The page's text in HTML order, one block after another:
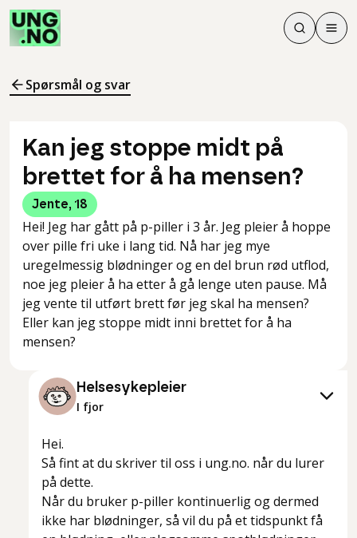
Søk
Søk
Meny
Spørsmål og svar
Kan jeg stoppe midt på
brettet for å ha mensen?
Jente, 18
Hei! Jeg har gått på p-piller i 3 år. Jeg pleier å hoppe
over pille fri uke i lang tid. Nå har jeg mye
uregelmessig blødninger og en del brun rød utflod,
noe jeg pleier å ha etter å gå lenge uten pause. Må
jeg vente til utført brett før jeg skal ha mensen?
Eller kan jeg stoppe midt inni brettet for å ha
mensen?
Helsesykepleier
I fjor
Hei.
Så fint at du skriver til oss i ung.no. når du lurer
på dette.
Når du bruker p-piller kontinuerlig og dermed
ikke har blødninger, så vil du på et tidspunkt få